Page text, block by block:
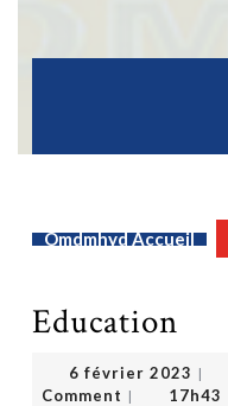
Omdmhyd Accueil
Education
6 février 2023 |
Comment | 17h43